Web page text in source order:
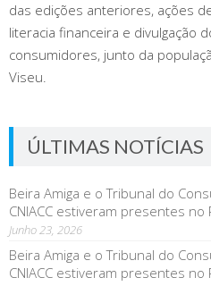
das edições anteriores, ações
literacia financeira e divulgação
consumidores, junto da
Viseu.
ÚLTIMAS NOTÍCIAS
Beira Amiga e o Tribunal do
CNIACC estiveram presentes no
Junho 23, 2026
Beira Amiga e o Tribunal do
CNIACC estiveram presentes no